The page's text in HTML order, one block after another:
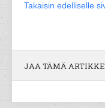
Takaisin edelliselle
JAA TÄMÄ